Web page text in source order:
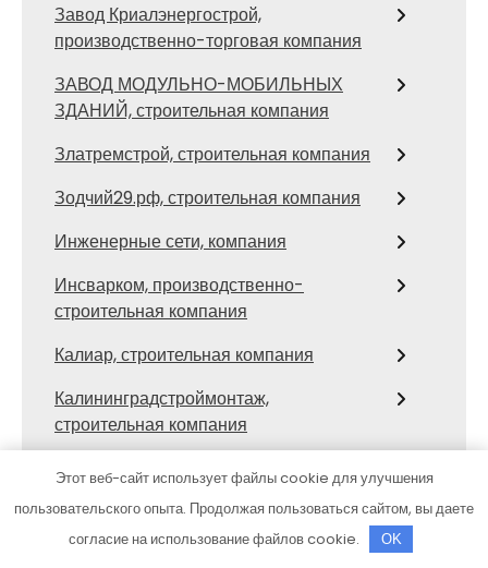
Завод Криалэнергострой,
производственно-торговая компания
ЗАВОД МОДУЛЬНО-МОБИЛЬНЫХ
ЗДАНИЙ, строительная компания
Златремстрой, строительная компания
Зодчий29.рф, строительная компания
Инженерные сети, компания
Инсварком, производственно-
строительная компания
Калиар, строительная компания
Калининградстроймонтаж,
строительная компания
Камчатстройинвест, многопрофильная
Кант-строй, строительная компания
Этот веб-сайт использует файлы cookie для улучшения
пользовательского опыта. Продолжая пользоваться сайтом, вы даете
согласие на использование файлов cookie.
OK